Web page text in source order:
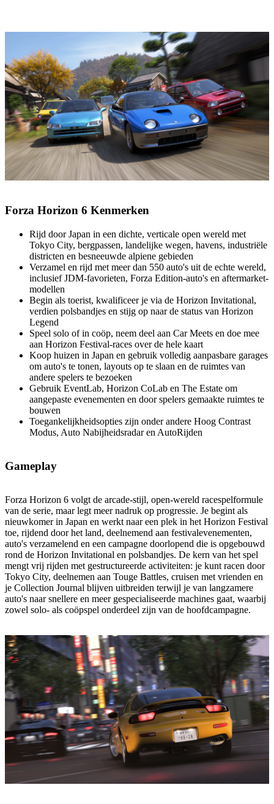
Forza Horizon 6 Kenmerken
Rijd door Japan in een dichte, verticale open wereld met
Tokyo City, bergpassen, landelijke wegen, havens, industriële
districten en besneeuwde alpiene gebieden
Verzamel en rijd met meer dan 550 auto's uit de echte wereld,
inclusief JDM-favorieten, Forza Edition-auto's en aftermarket-
modellen
Begin als toerist, kwalificeer je via de Horizon Invitational,
verdien polsbandjes en stijg op naar de status van Horizon
Legend
Speel solo of in coöp, neem deel aan Car Meets en doe mee
aan Horizon Festival-races over de hele kaart
Koop huizen in Japan en gebruik volledig aanpasbare garages
om auto's te tonen, layouts op te slaan en de ruimtes van
andere spelers te bezoeken
Gebruik EventLab, Horizon CoLab en The Estate om
aangepaste evenementen en door spelers gemaakte ruimtes te
bouwen
Toegankelijkheidsopties zijn onder andere Hoog Contrast
Modus, Auto Nabijheidsradar en AutoRijden
Gameplay
Forza Horizon 6 volgt de arcade-stijl, open-wereld racespelformule
van de serie, maar legt meer nadruk op progressie. Je begint als
nieuwkomer in Japan en werkt naar een plek in het Horizon Festival
toe, rijdend door het land, deelnemend aan festivalevenementen,
auto's verzamelend en een campagne doorlopend die is opgebouwd
rond de Horizon Invitational en polsbandjes. De kern van het spel
mengt vrij rijden met gestructureerde activiteiten: je kunt racen door
Tokyo City, deelnemen aan Touge Battles, cruisen met vrienden en
je Collection Journal blijven uitbreiden terwijl je van langzamere
auto's naar snellere en meer gespecialiseerde machines gaat, waarbij
zowel solo- als coöpspel onderdeel zijn van de hoofdcampagne.